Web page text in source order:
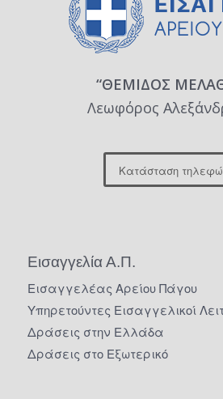
“ΘΕΜΙΔΟΣ
Λεωφόρος
Κατάσταση
Εισαγγελία Α.Π.
Εισαγγελέας Αρείου Πάγου
Υπηρετούντες Εισαγγελικοί
Δράσεις στην Ελλάδα
Δράσεις στο Εξωτερικό